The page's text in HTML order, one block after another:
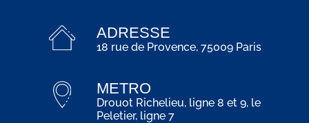
ADRESSE
18 rue de Provence, 75009 Paris
METRO
Drouot Richelieu, ligne 8 et 9, le
Peletier, ligne 7